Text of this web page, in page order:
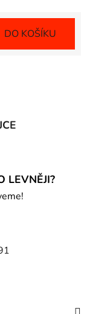
DO KOŠÍKU
LEVNĚJI?